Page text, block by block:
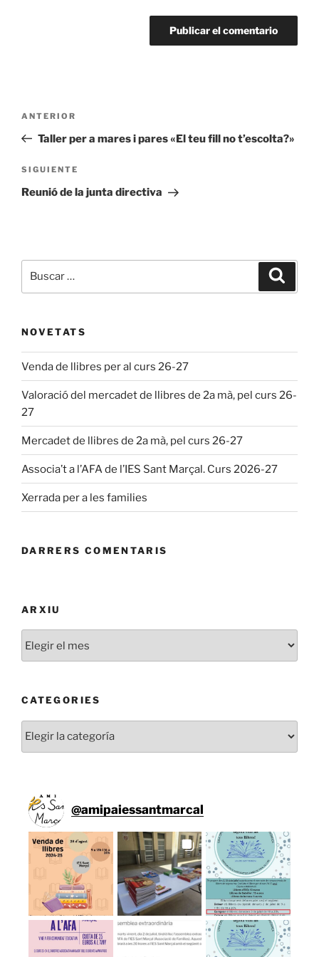
entradas
Entrada
anterior:
ANTERIOR
Taller per a mares i pares «El teu fill no t’escolta?»
Siguiente
entrada
SIGUIENTE
Reunió de la junta directiva
por:
NOVETATS
Venda de llibres per al curs 26-27
Valoració del mercadet de llibres de 2a mà, pel curs 26-
27
Mercadet de llibres de 2a mà, pel curs 26-27
Associa’t a l’AFA de l’IES Sant Marçal. Curs 2026-27
Xerrada per a les families
DARRERS COMENTARIS
ARXIU
CATEGORIES
@amipaiessantmarcal